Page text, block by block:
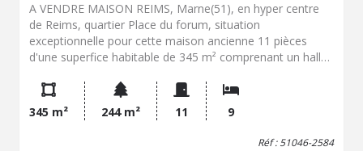
A VENDRE MAISON REIMS, Marne(51), en hyper centre
de Reims, quartier Place du forum, situation
exceptionnelle pour cette maison ancienne 11 pièces
d'une superfice habitable de 345 m² comprenant un hall
de 43 m2, une salle à manger de 33 m², une cuisine de 15
m2 équipée, grand wc, à l 'étage un large palier
distribuant 5 chambres, 3 salles de bains, une lingerie, un
dressing, un wc, au 2 ème étage un palier distribuant 4
345 m² 244 m² 11 9
Réf : 51046-2584